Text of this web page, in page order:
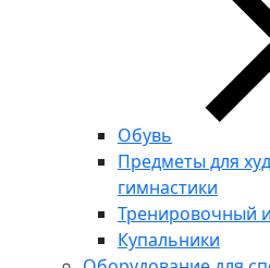
Обувь
Предметы для
гимнастики
Тренировочный
Купальники